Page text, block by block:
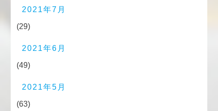
2021年7月
(29)
2021年6月
(49)
2021年5月
(63)